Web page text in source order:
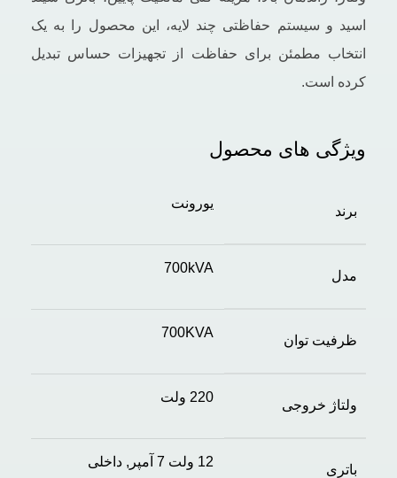
اسید و سیستم حفاظتی چند لایه، این محصول را به یک
انتخاب مطمئن برای حفاظت از تجهیزات حساس تبدیل
کرده است.
ویژگی های محصول
برند
یورونت
مدل
700kVA
ظرفیت توان
700KVA
ولتاژ خروجی
220 ولت
باتری
12 ولت 7 آمپر, داخلی